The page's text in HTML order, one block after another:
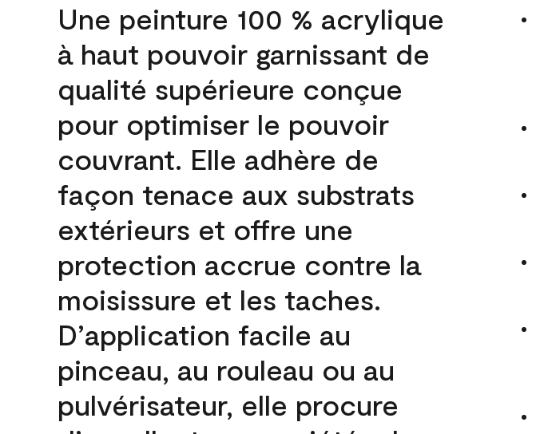
Une peinture 100 % acrylique
à haut pouvoir garnissant de
qualité supérieure conçue
pour optimiser le pouvoir
couvrant. Elle adhère de
façon tenace aux substrats
extérieurs et offre une
protection accrue contre la
moisissure et les taches.
D’application facile au
pinceau, au rouleau ou au
pulvérisateur, elle procure